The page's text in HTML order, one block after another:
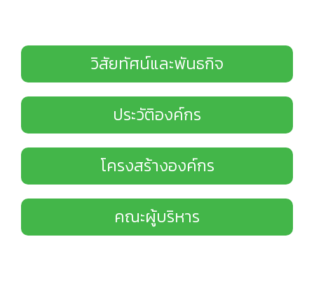
วิสัยทัศน์และพันธกิจ
ประวัติองค์กร
โครงสร้างองค์กร
คณะผู้บริหาร